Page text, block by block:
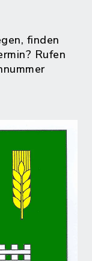
finden
Rufen